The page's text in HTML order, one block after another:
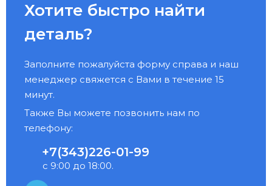
Хотите быстро найти
деталь?
Заполните пожалуйста форму справа и наш
менеджер свяжется с Вами в течение 15
минут.
Также Вы можете позвонить нам по
телефону:
+7(343)226-01-99
с 9:00 до 18:00.